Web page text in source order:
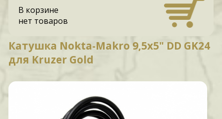
В корзине
нет товаров
Катушка Nokta-Makro 9,5x5" DD GK24
для Kruzer Gold